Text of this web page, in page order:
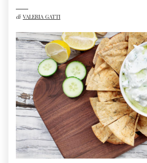
di VALERIA GATTI